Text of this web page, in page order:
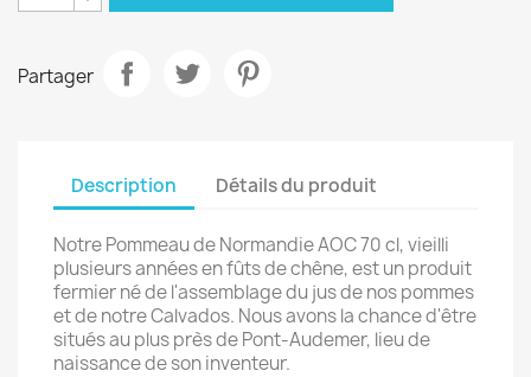
Partager
Description Détails du produit
Notre Pommeau de Normandie AOC 70 cl, vieilli
plusieurs années en fûts de chêne, est un produit
fermier né de l'assemblage du jus de nos pommes
et de notre Calvados. Nous avons la chance d'être
situés au plus près de Pont-Audemer, lieu de
naissance de son inventeur.